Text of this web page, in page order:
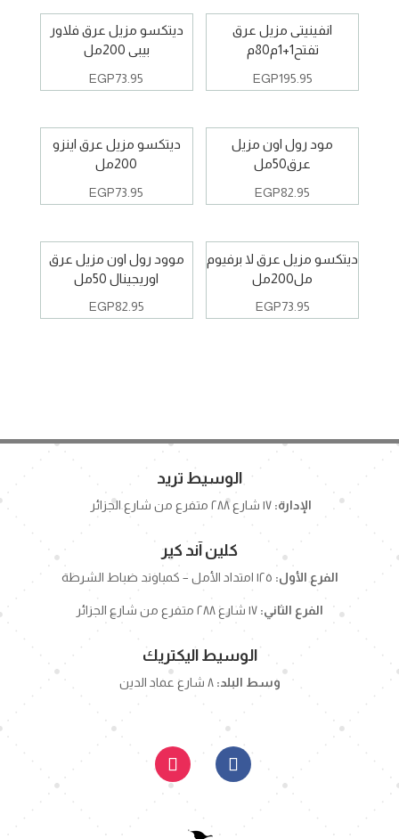
انفينيتى مزيل عرق
تفتح1+1م80م
EGP195.95
ديتكسو مزيل عرق فلاور
بيبى 200مل
EGP73.95
مود رول اون مزيل
عرق50مل
EGP82.95
ديتكسو مزيل عرق اينزو
200مل
EGP73.95
ديتكسو مزيل عرق لا برفيوم
مل200مل
EGP73.95
موود رول اون مزيل عرق
اوريجينال 50مل
EGP82.95
الوسيط تريد
الإدارة:
كلين آند كير
الفرع الأول:
الفرع الثاني:
الوسيط اليكتريك
وسط البلد: ٨ شارع عماد الدين